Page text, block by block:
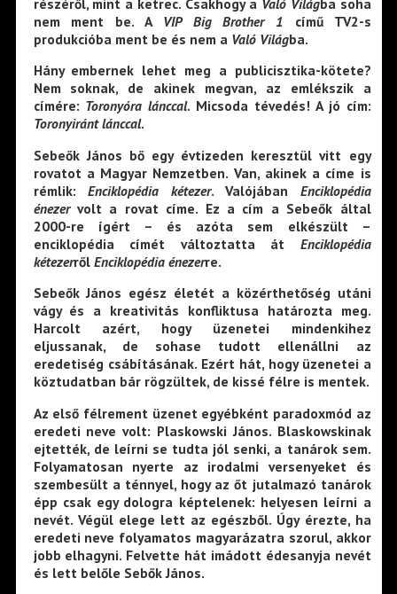
nem ment be. A VIP Big Brother 1
című TV2-s
produkcióba ment be és nem a Való Világba.
Hány embernek lehet meg a publicisztika-kötete?
Nem soknak, de akinek megvan, az emlékszik a
címére: Toronyóra lánccal. Micsoda tévedés! A jó cím:
Toronyiránt lánccal.
Sebeők János bő egy évtizeden keresztül vitt egy
rovatot a Magyar Nemzetben. Van, akinek a címe is
rémlik:Enciklopédia kétezer. Valójában Enciklopédia
énezervolt a rovat címe. Ez a cím a Sebeők által
2000-re ígért – és azóta sem elkészült –
enciklopédia címét változtatta át Enciklopédia
kétezerről Enciklopédia énezerre.
Sebeők János egész életét a közérthetőség utáni
vágy és a kreativitás konfliktusa határozta meg.
Harcolt azért, hogy üzenetei mindenkihez
eljussanak, de sohase tudott ellenállni az
eredetiség csábításának. Ezért hát, hogy üzenetei a
köztudatban bár rögzültek, de kissé félre is mentek.
Az első félrement üzenet egyébként paradoxmód az
eredeti neve volt: Plaskowski János. Blaskowskinak
ejtették, de leírni se tudta jól senki, a tanárok sem.
Folyamatosan nyerte az irodalmi versenyeket és
szembesült a ténnyel, hogy az őt jutalmazó tanárok
épp csak egy dologra képtelenek: helyesen leírni a
nevét. Végül elege lett az egészből. Úgy érezte, ha
eredeti neve folyamatos magyarázatra szorul, akkor
jobb elhagyni. Felvette hát imádott édesanyja nevét
és lett belőle Sebők János.